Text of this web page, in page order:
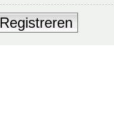
Registreren